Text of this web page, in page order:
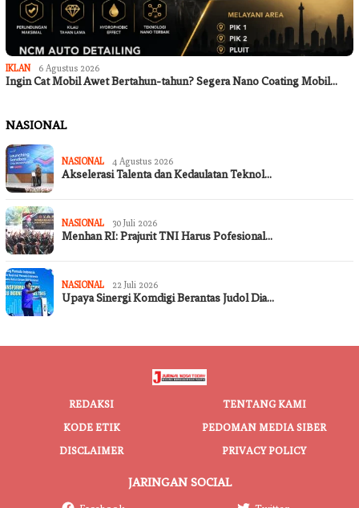
IKLAN 6 Agustus 2026
Ingin Cat Mobil Awet Bertahun-tahun? Segera Nano Coating Mobil…
NASIONAL
NASIONAL 4 Agustus 2026
Akselerasi Talenta dan Kedaulatan Teknol…
NASIONAL 30 Juli 2026
Menhan RI: Prajurit TNI Harus Pofesional…
NASIONAL 22 Juli 2026
Upaya Sinergi Komdigi Berantas Judol Dia…
REDAKSI
TENTANG KAMI
KODE ETIK
PEDOMAN MEDIA SIBER
DISCLAIMER
PRIVACY POLICY
JARINGAN SOCIAL